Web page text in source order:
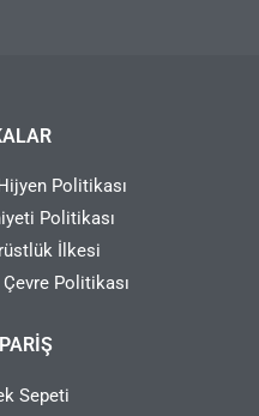
Politikası
Politikası
İlkesi
Politikası
Sepeti